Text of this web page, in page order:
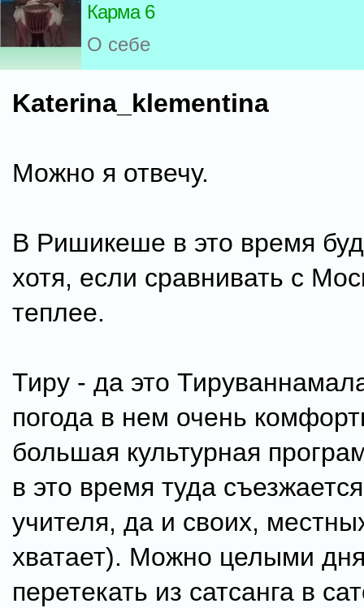
Карма 6
О себе
Katerina_klementina
Можно я отвечу.
В Ришикеше в это время
хотя, если сравнивать с
теплее.
Тиру - да это
погода в нем очень
большая культурная
в это время туда
учителя, да и своих,
хватает). Можно целыми
перетекать из сатсанга в